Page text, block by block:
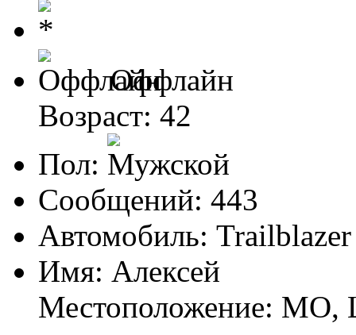
Оффлайн
Возраст: 42
Пол:
Сообщений: 443
Автомобиль:
Имя: Алексей
Местоположение: МО,